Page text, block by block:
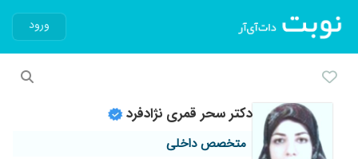
ورود
دکتر سحر قمری نژادفرد
متخصص داخلی